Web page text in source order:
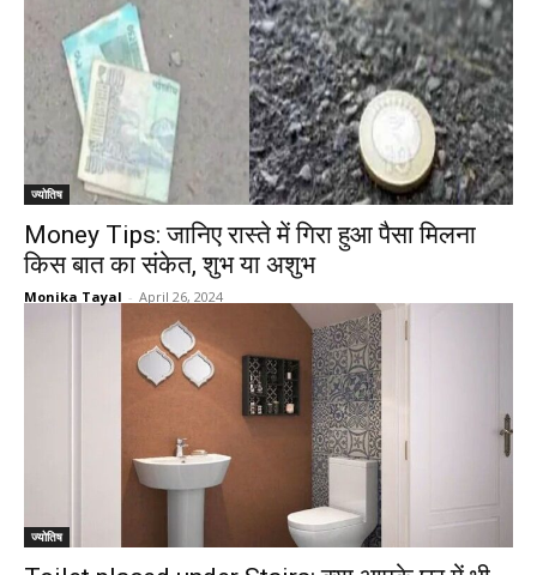
ज्योतिष
Money Tips: जानिए रास्ते में गिरा हुआ पैसा मिलना
किस बात का संकेत, शुभ या अशुभ
Monika Tayal - April 26, 2024
ज्योतिष